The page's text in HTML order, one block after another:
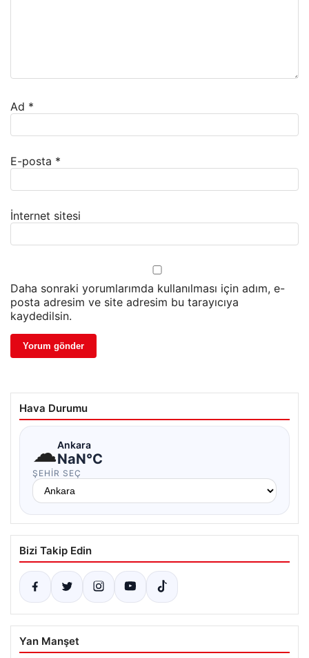
Ad *
E-posta *
İnternet sitesi
Daha sonraki yorumlarımda kullanılması için adım, e-
posta adresim ve site adresim bu tarayıcıya
kaydedilsin.
Hava Durumu
☁Ankara
NaN°C
ŞEHIR SEÇ
Bizi Takip Edin
Yan Manşet